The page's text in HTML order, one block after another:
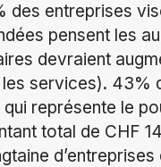
entreprises
pensent les
devraient
les services).
représente le
total de CHF